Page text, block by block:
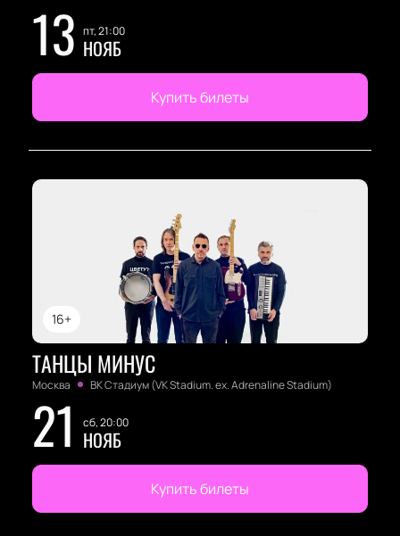
13 пт, 21:00
НОЯБ
Купить билеты
16+
ТАНЦЫ МИНУС
Москва ВК Стадиум (VK Stadium. ex. Adrenaline Stadium)
21 сб, 20:00
НОЯБ
Купить билеты